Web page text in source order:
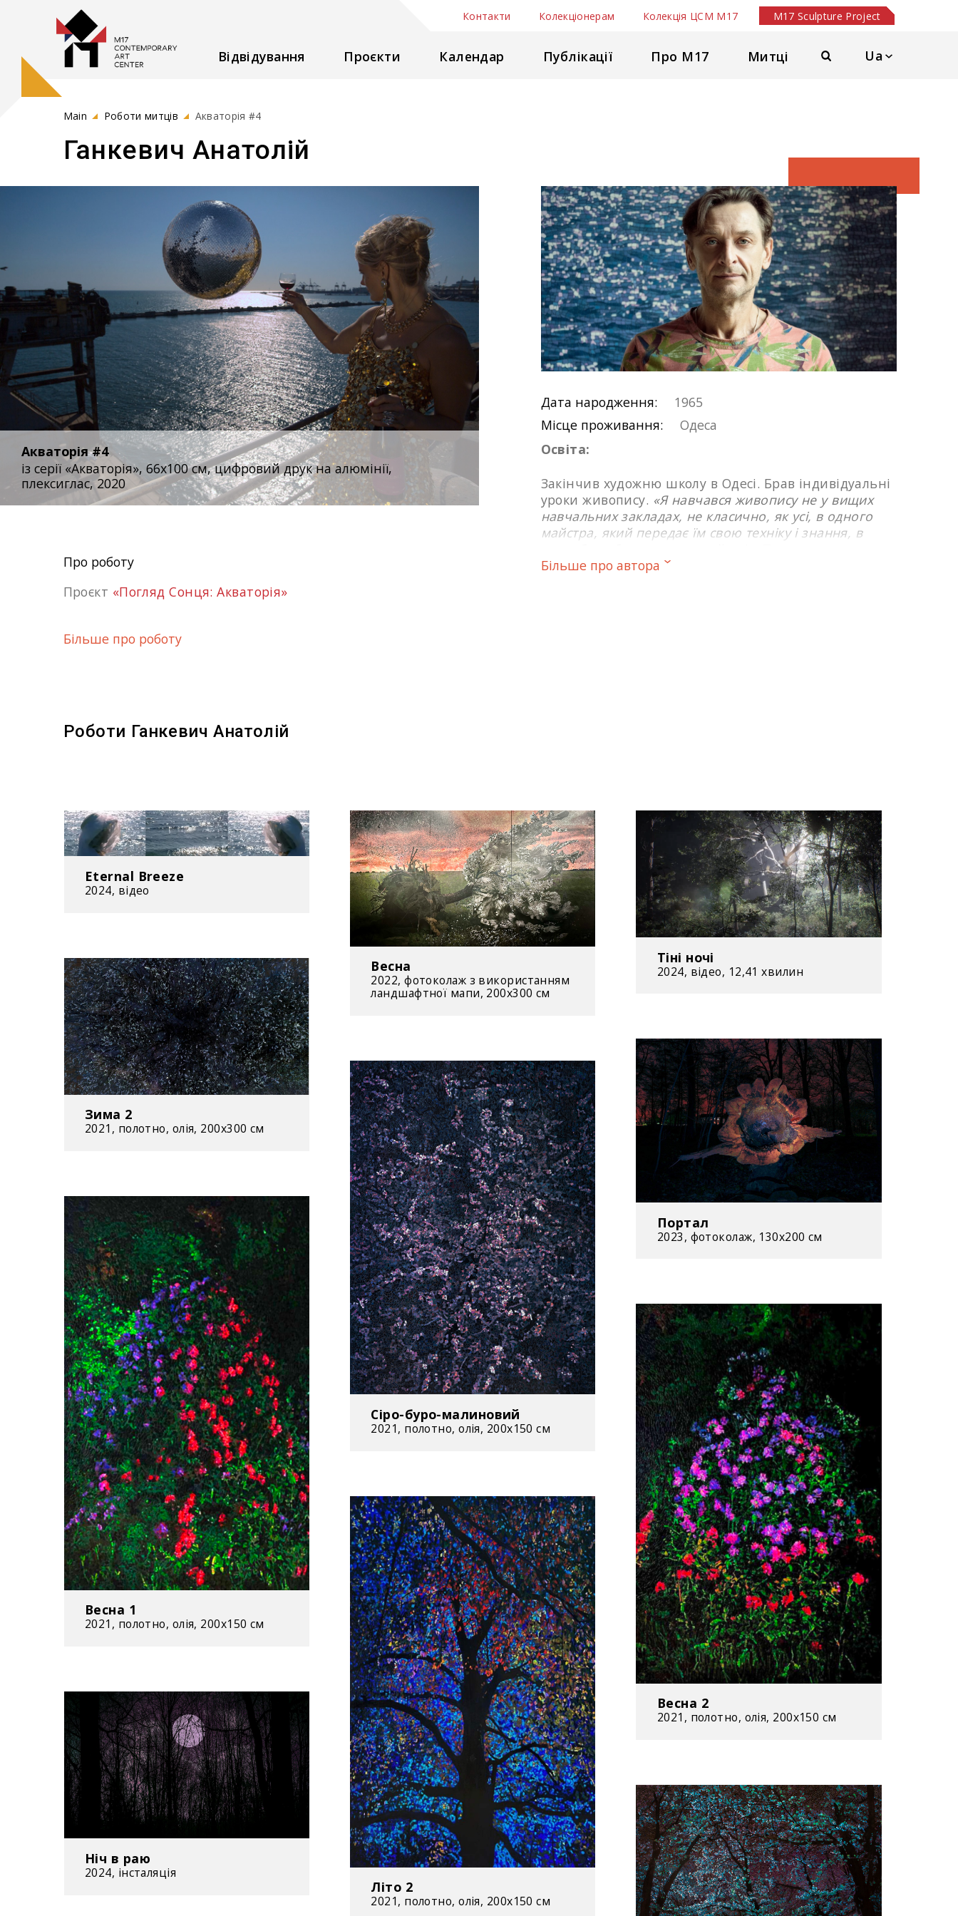
Ua
Відвідування Проєкти Календар Публікації Про М17 Митці
Контакти Колекціонерам Колекція ЦСМ М17 M17 Sculpture Project
Main Роботи митців Акваторія #4
Ганкевич Анатолій
Акваторія #4
із серії «Акваторія», 66х100 см, цифровий друк на алюмінії,
плексиглас, 2020
Про роботу
Проєкт «Погляд Сонця: Акваторія»
Більше про роботу
Дата народження:
1965
Місце проживання:
Одеса
Освіта:
Закінчив художню школу в Одесі. Брав індивідуальні
уроки живопису. «Я навчався живопису не у вищих
навчальних закладах, не класично, як усі, в одного
майстра, який передає їм свою техніку і знання, в
уявлення про те, яким має бути мистецтво».
– Frédérick Mouraux Gallery в Антверпені, Бельгія
2019
– Past Noses у просторі Mironova Foundation (Mironova
Gallery). Київ, Україна
2017
– Forever & After у галереї M.gallery by ArtCult фонду
ArtCult Foundation. Київ, Україна
– «Определенные состояния» («Певні стани») в
галереї «ХудПромо». Одеса, Україна
2013
– «Советская мандала» («Радянська мандала») на VIII
форумі ART-KYIV Contemporary в Мистецькому
Арсеналі. Київ, Україна
2012
– «Условия взрыва» («Умови вибуху») в Одеському
художньому музеї. Одеса, Україна / у програмі І
Київської міжнародної бієнале сучасного мистецтва
ARSENALE 2012, у Національному музеї Тараса
Шевченка. Київ, Україна
2011
– «Мерцание» («Мерехтіння») в галереї «ХудПромо».
Одеса, Україна / у галереї «Колекція». Київ, Україна
З 1995 по 2005 роки займається режисурою
відеороликів, музичних кліпів, створенням
візуальних ефектів для кіноіндустрії. Трилогія
«Погляд Сонця», перший фільм з якої презентовано в
2020 році в М17, – повернення до кіномистецтва
після понад 10-річної перерви.
1993
– «Дни открытых дверей» («Дні відкритих дверей»),
спільно з Олегом Мігасом, у галереї «Новое
пространство». Одеса, Україна / на відкритті Центру
сучасного мистецтва Сороса у Національному
художньому музеї України. Київ, Україна
– перший перформанс «Реанімація натюрморту» в
Одеському літературному музеї. Одеса, Україна
1992
– перший живописний проєкт «Причащение»
(«Причащання»). Презентує на однойменній спільній
з Олегом Мігасом виставці у Центральному будинку
художника в Одеському художньому музеї. Одеса,
Україна
1991
– створює першу відеоінсталяцію «Очищение»
(«Очищення»). Презентує на однойменній спільній з
Більше про автора
Роботи Ганкевич Анатолій
Eternal Breeze
2024, відео
Весна
2022, фотоколаж з використанням
ландшафтної мапи, 200х300 см
Тіні ночі
2024, відео, 12,41 хвилин
Зима 2
2021, полотно, олія, 200x300 см
Портал
2023, фотоколаж, 130х200 см
Сіро-буро-малиновий
2021, полотно, олія, 200x150 см
Весна 1
2021, полотно, олія, 200x150 см
Весна 2
2021, полотно, олія, 200x150 см
Літо 2
2021, полотно, олія, 200x150 см
Ніч в раю
2024, інсталяція